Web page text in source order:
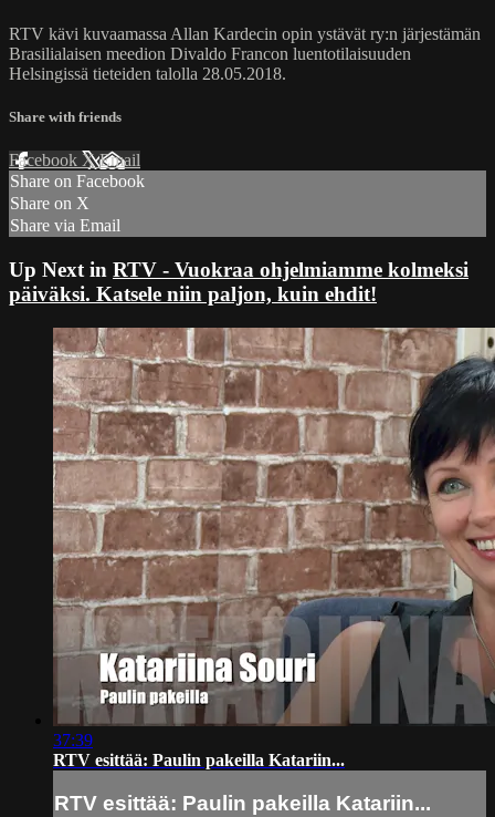
RTV kävi kuvaamassa Allan Kardecin opin ystävät ry:n järjestämän
Brasilialaisen meedion Divaldo Francon luentotilaisuuden
Helsingissä tieteiden talolla 28.05.2018.
Share with friends
Facebook XEmail
Share on Facebook
Share on X
Share via Email
Up Next in RTV - Vuokraa ohjelmiamme kolmeksi
päiväksi. Katsele niin paljon, kuin ehdit!
37:39
RTV esittää: Paulin pakeilla Katariin...
RTV esittää: Paulin pakeilla Katariin...